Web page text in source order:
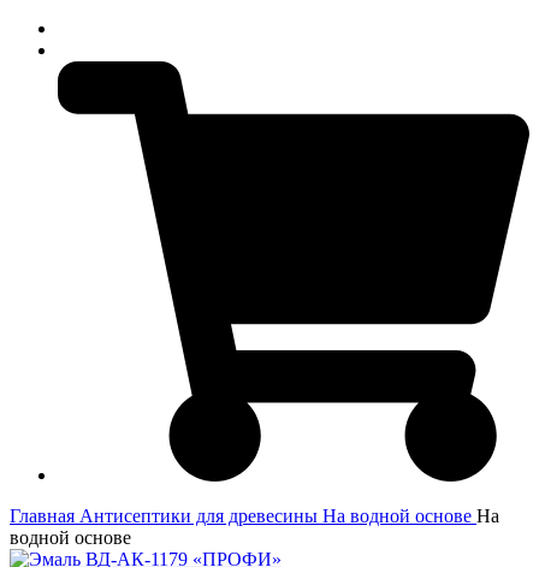
Главная Антисептики для древесины На водной основе На
водной основе